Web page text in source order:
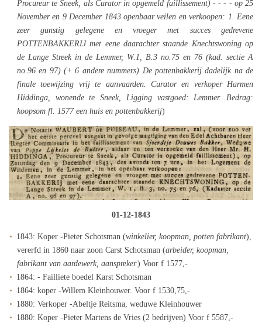
Procureur te Sneek, als Curator in opgemeld faillissement) - - - - op 25
November en 9 December 1843 openbaar veilen en verkoopen: 1. Eene
zeer gunstig gelegene en vroeger met succes gedrevene
POTTENBAKKERIJ met eene daarachter staande Knechtswoning op
de Lange Streek in de Lemmer, W.1, B.3 no.75 en 76 (kad. sectie A
no.96 en 97) (+ 6 andere nummers) De pottenbakkerij dadelijk na de
finale toewijzing vrij te aanvaarden. Curator en verkoper Harmen
Hiddinga, wonende te Sneek, Ligging vastgoed: Lemmer. Bedrag:
koopsom fl. 1577 een huis en pottenbakkerij)
01-12-1843
1843: Koper -Pieter Schotsman (winkelier, koopman, potten fabrikant),
vererfd in 1860 naar zoon Carst Schotsman (arbeider, koopman,
fabrikant van aardewerk, aanspreker.) Voor f 1577,-
1864: - Failliete boedel Karst Schotsman
1864: koper -Willem Kleinhouwer. Voor f 1530,75,-
1880: Verkoper -Abeltje Reitsma, weduwe Kleinhouwer
1880: Koper -Pieter Martens de Vries (2 bedrijven) Voor f 5587,-